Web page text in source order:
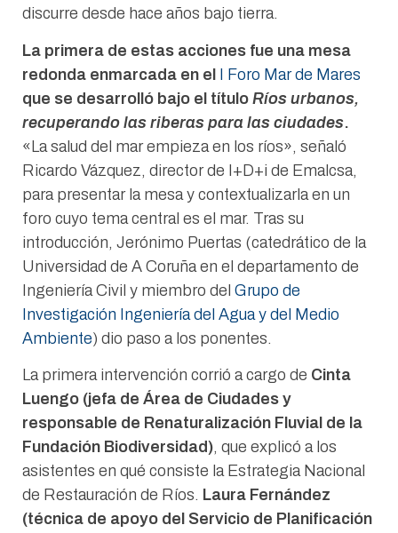
discurre desde hace años bajo tierra.
La primera de estas acciones fue una mesa
redonda enmarcada en el I Foro Mar de Mares
que se desarrolló bajo el título Ríos urbanos,
recuperando las riberas para las ciudades.
«La salud del mar empieza en los ríos», señaló
Ricardo Vázquez, director de I+D+i de Emalcsa,
para presentar la mesa y contextualizarla en un
foro cuyo tema central es el mar. Tras su
introducción, Jerónimo Puertas (catedrático de la
Universidad de A Coruña en el departamento de
Ingeniería Civil y miembro del Grupo de
Investigación Ingeniería del Agua y del Medio
Ambiente) dio paso a los ponentes.
La primera intervención corrió a cargo de Cinta
Luengo (jefa de Área de Ciudades y
responsable de Renaturalización Fluvial de la
Fundación Biodiversidad), que explicó a los
asistentes en qué consiste la Estrategia Nacional
de Restauración de Ríos. Laura Fernández
(técnica de apoyo del Servicio de Planificación